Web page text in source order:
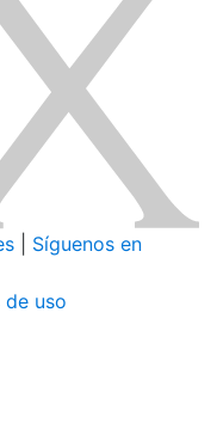
Síguenos en
de uso